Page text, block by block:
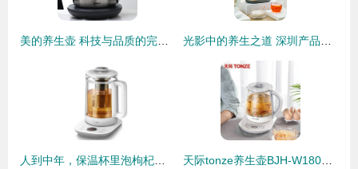
美的养生壶 科技与品质的完美邂逅，打造高端养生新体验 光影中的养生之道 深圳产品摄影邂逅养生壶之美｜Shanzhu Vision
人到中年，保温杯里泡枸杞还不够，几款养生壶你需要了解一下 天际tonze养生壶BJH-W180P评测 高硼硅玻璃与多功能的旅伴